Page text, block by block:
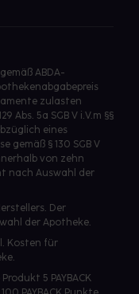
ABDA-
zulasten
Abs. 5a SGB V i.V.m §§
eines
gemäß § 130 SGB V
von zehn
nach Auswahl der
Der
der Apotheke.
Kosten für
5 PAYBACK